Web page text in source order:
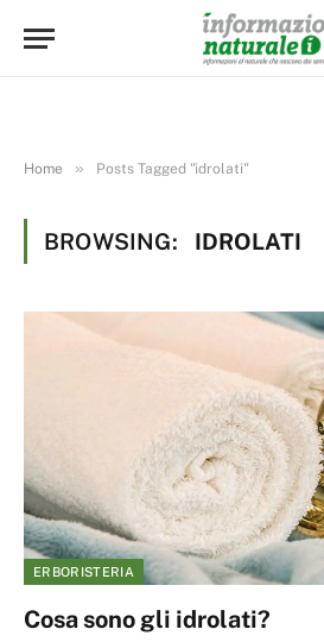
Home » Posts Tagged "idrolati"
BROWSING: IDROLATI
ERBORISTERIA
Cosa sono gli idrolati?